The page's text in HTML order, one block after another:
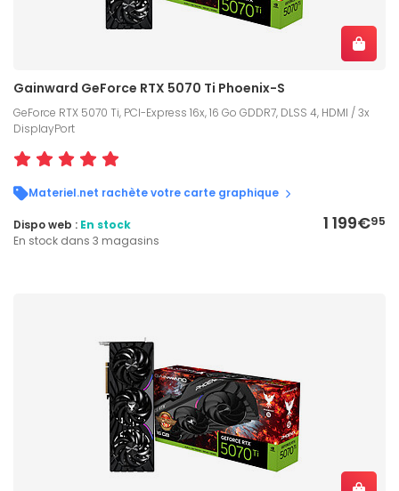
Gainward GeForce RTX 5070 Ti Phoenix-S
GeForce RTX 5070 Ti, PCI-Express 16x, 16 Go GDDR7, DLSS 4, HDMI / 3x
DisplayPort
Materiel.net rachète votre carte graphique
1 199€95
Dispo web : En stock
En stock dans 3 magasins